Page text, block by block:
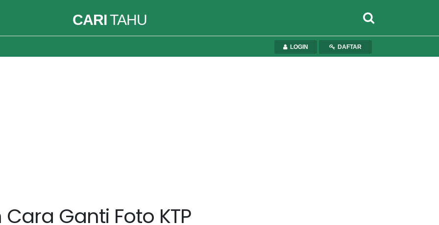
CARITAHU
LOGIN DAFTAR
Ganti Foto KTP